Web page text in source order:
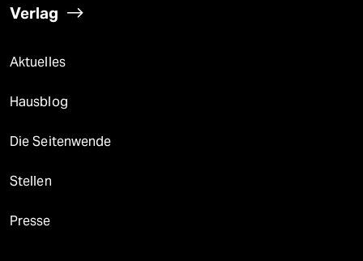
Verlag
Aktuelles
Hausblog
Die Seitenwende
Stellen
Presse